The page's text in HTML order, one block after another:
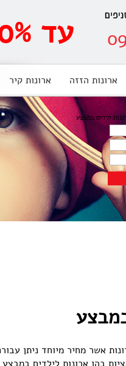
ארונות הזזה ארונות קיר
ילדים במבצע
עד 70% הנחה מתצוגות!
אשר מחיר מיוחד ניתן